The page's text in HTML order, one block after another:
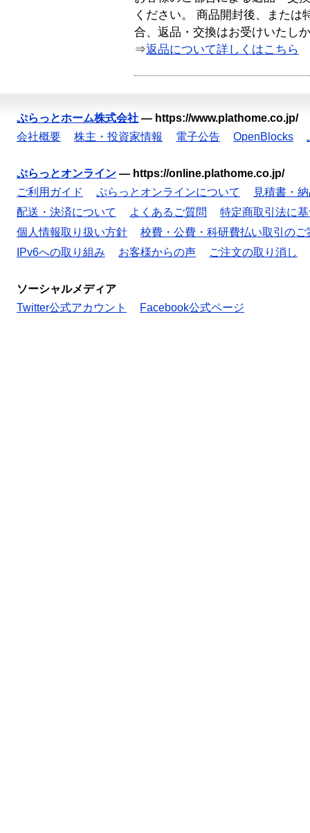
ください。 商品開封後、または
合、返品・交換はお受けいたし
⇒返品について詳しくはこちら
ぷらっとホーム株式会社 — https://www.plathome.co.jp/
会社概要
株主・投資家情報 電子公告 OpenBlocks
ぷらっとオンライン — https://online.plathome.co.jp/
ご利用ガイド
ぷらっとオンラインについて
見積書・
配送・決済について
よくあるご質問
特定商取引法に
個人情報取り扱い方針
校費・公費・科研費払い取引のご
IPv6への取り組み
お客様からの声 ご注文の取り消し
ソーシャルメディア
Twitter公式アカウント
Facebook公式ページ